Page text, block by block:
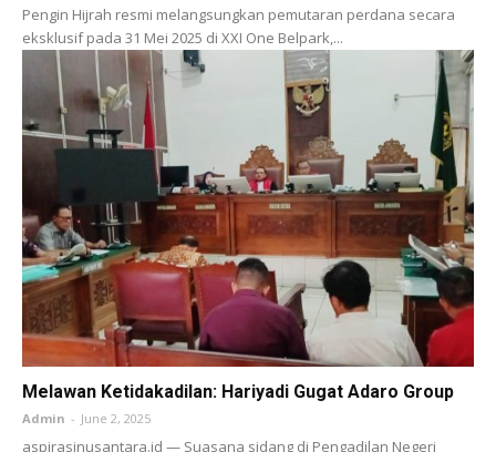
Pengin Hijrah resmi melangsungkan pemutaran perdana secara
eksklusif pada 31 Mei 2025 di XXI One Belpark,...
Melawan Ketidakadilan: Hariyadi Gugat Adaro Group
Admin - June 2, 2025
aspirasinusantara.id — Suasana sidang di Pengadilan Negeri